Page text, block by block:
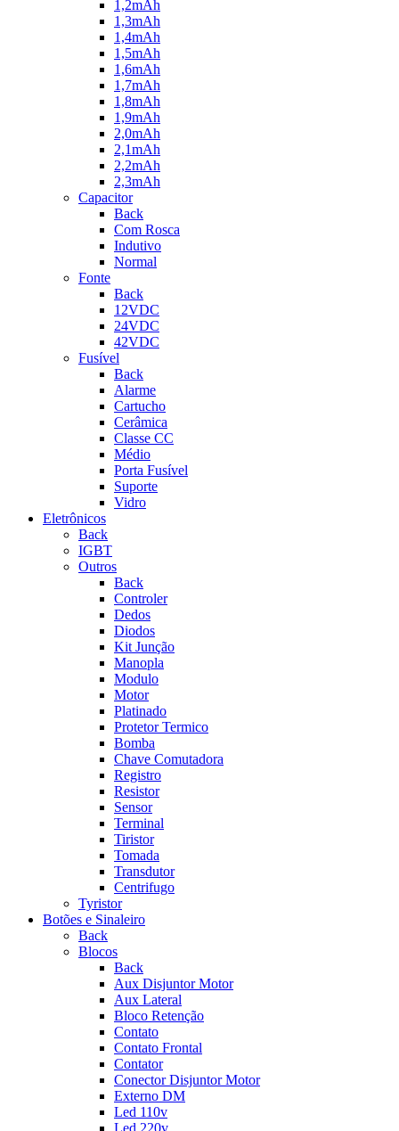
1,2mAh
1,3mAh
1,4mAh
1,5mAh
1,6mAh
1,7mAh
1,8mAh
1,9mAh
2,0mAh
2,1mAh
2,2mAh
2,3mAh
Capacitor
Back
Com Rosca
Indutivo
Normal
Fonte
Back
12VDC
24VDC
42VDC
Fusível
Back
Alarme
Cartucho
Cerâmica
Classe CC
Médio
Porta Fusível
Suporte
Vidro
Eletrônicos
Back
IGBT
Outros
Back
Controler
Dedos
Diodos
Kit Junção
Manopla
Modulo
Motor
Platinado
Protetor Termico
Bomba
Chave Comutadora
Registro
Resistor
Sensor
Terminal
Tiristor
Tomada
Transdutor
Centrifugo
Tyristor
Botões e Sinaleiro
Back
Blocos
Back
Aux Disjuntor Motor
Aux Lateral
Bloco Retenção
Contato
Contato Frontal
Contator
Conector Disjuntor Motor
Externo DM
Led 110v
Led 220v